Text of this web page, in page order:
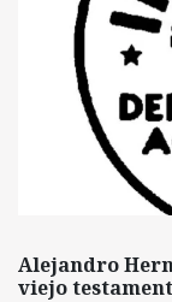
Alejandro
viejo